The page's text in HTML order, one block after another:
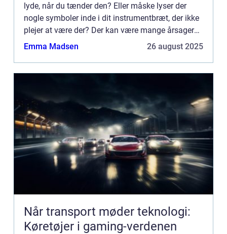
lyde, når du tænder den? Eller måske lyser der
nogle symboler inde i dit instrumentbræt, der ikke
plejer at være der? Der kan være mange årsager
til, at din bil udviser nogle mærkelige tegn, men
Emma Madsen 26 august 2025
Når transport møder teknologi:
Køretøjer i gaming-verdenen